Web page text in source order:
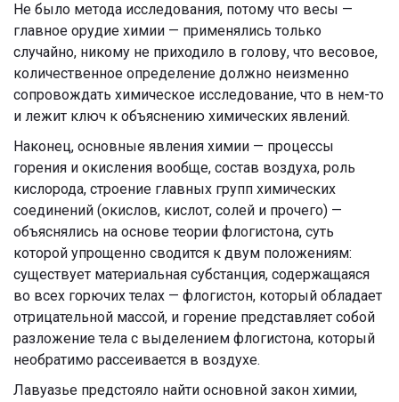
Не было метода исследования, потому что весы —
главное орудие химии — применялись только
случайно, никому не приходило в голову, что весовое,
количественное определение должно неизменно
сопровождать химическое исследование, что в нем-то
и лежит ключ к объяснению химических явлений.
Наконец, основные явления химии — процессы
горения и окисления вообще, состав воздуха, роль
кислорода, строение главных групп химических
соединений (окислов, кислот, солей и прочего) —
объяснялись на основе теории флогистона, суть
которой упрощенно сводится к двум положениям:
существует материальная субстанция, содержащаяся
во всех горючих телах — флогистон, который обладает
отрицательной массой, и горение представляет собой
разложение тела с выделением флогистона, который
необратимо рассеивается в воздухе.
Лавуазье предстояло найти основной закон химии,